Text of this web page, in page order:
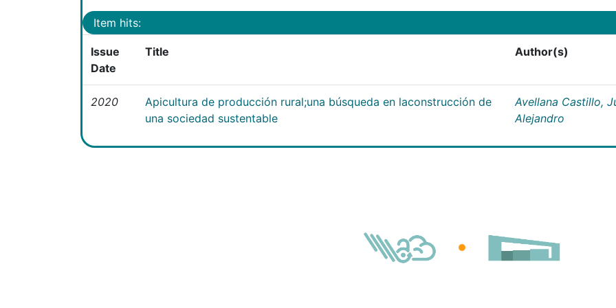
Item hits:
Issue
Date
Title Author(s)
2020
Apicultura de producción rural;una búsqueda en laconstrucción de
una sociedad sustentable
Avellana Castillo,
Alejandro